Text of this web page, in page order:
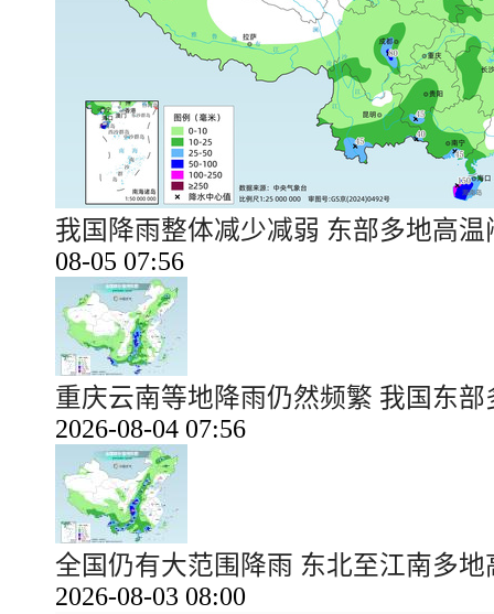
我国降雨整体减少减弱 东部多地高
08-05 07:56
重庆云南等地降雨仍然频繁 我国东
2026-08-04 07:56
全国仍有大范围降雨 东北至江南多
2026-08-03 08:00